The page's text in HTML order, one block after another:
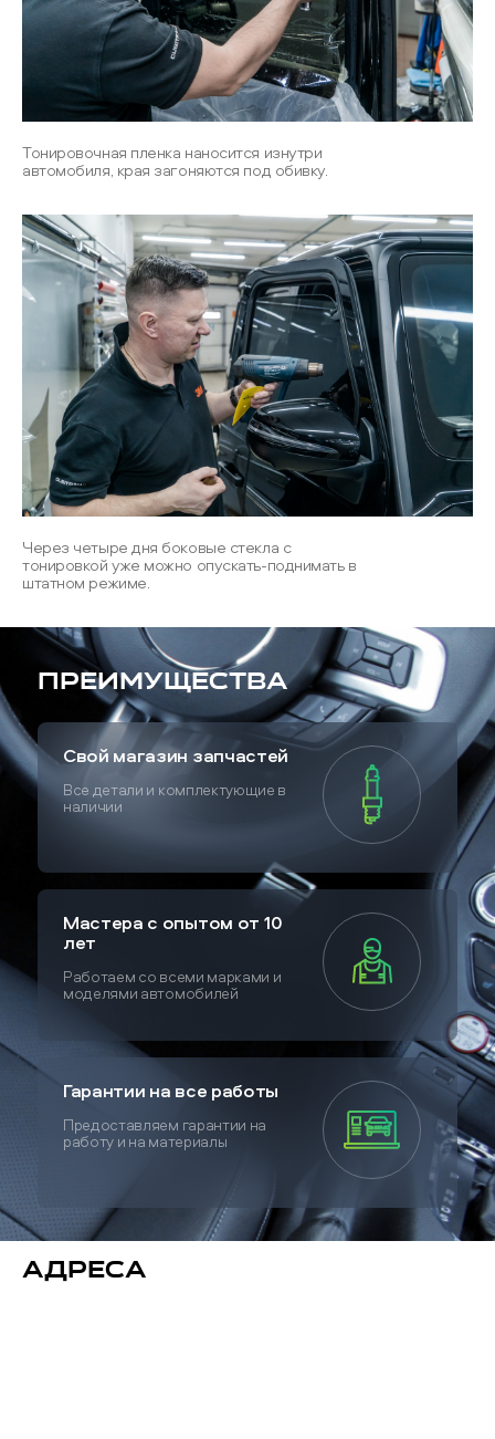
Тонировочная пленка наносится изнутри
автомобиля, края загоняются под обивку.
Через четыре дня боковые стекла с
тонировкой уже можно опускать-поднимать в
штатном режиме.
Преимущества
Свой магазин запчастей
Все детали и комплектующие в
наличии
Мастера с опытом от 10
лет
Работаем со всеми марками и
моделями автомобилей
Гарантии на все работы
Предоставляем гарантии на
работу и на материалы
Адреса